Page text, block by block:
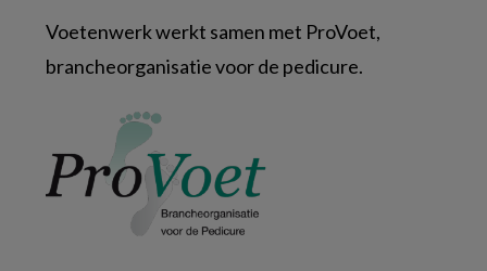
Voetenwerk werkt samen met ProVoet,
brancheorganisatie voor de pedicure.